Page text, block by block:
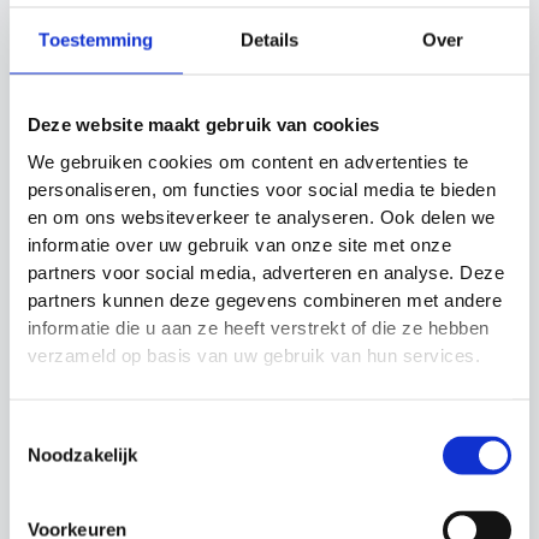
Toestemming Details Over
Deze website maakt gebruik van cookies
We gebruiken cookies om content en advertenties te
personaliseren, om functies voor social media te bieden
en om ons websiteverkeer te analyseren. Ook delen we
informatie over uw gebruik van onze site met onze
partners voor social media, adverteren en analyse. Deze
partners kunnen deze gegevens combineren met andere
informatie die u aan ze heeft verstrekt of die ze hebben
verzameld op basis van uw gebruik van hun services.
Noodzakelijk
Voorkeuren
Exclusief montagemateriaal
Gerelateerde producten
Wielenset ballenkar
Materiaalman
Actie!
Actie!